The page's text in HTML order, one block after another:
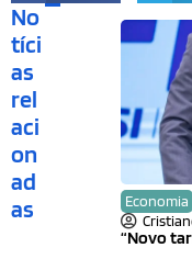
No
tíci
as
rel
aci
on
ad
as
Economia
“Novo